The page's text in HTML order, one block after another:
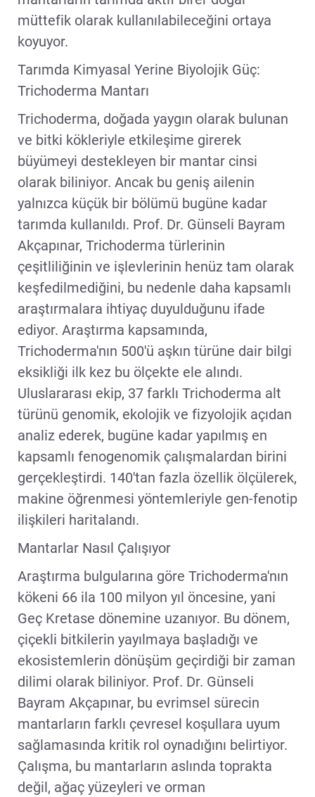
müttefik olarak kullanılabileceğini ortaya
koyuyor.
Tarımda Kimyasal Yerine Biyolojik Güç:
Trichoderma Mantarı
Trichoderma, doğada yaygın olarak bulunan
ve bitki kökleriyle etkileşime girerek
büyümeyi destekleyen bir mantar cinsi
olarak biliniyor. Ancak bu geniş ailenin
yalnızca küçük bir bölümü bugüne kadar
tarımda kullanıldı. Prof. Dr. Günseli Bayram
Akçapınar, Trichoderma türlerinin
çeşitliliğinin ve işlevlerinin henüz tam olarak
keşfedilmediğini, bu nedenle daha kapsamlı
araştırmalara ihtiyaç duyulduğunu ifade
ediyor. Araştırma kapsamında,
Trichoderma'nın 500'ü aşkın türüne dair bilgi
eksikliği ilk kez bu ölçekte ele alındı.
Uluslararası ekip, 37 farklı Trichoderma alt
türünü genomik, ekolojik ve fizyolojik açıdan
analiz ederek, bugüne kadar yapılmış en
kapsamlı fenogenomik çalışmalardan birini
gerçekleştirdi. 140'tan fazla özellik ölçülerek,
makine öğrenmesi yöntemleriyle gen-fenotip
ilişkileri haritalandı.
Mantarlar Nasıl Çalışıyor
Araştırma bulgularına göre Trichoderma'nın
kökeni 66 ila 100 milyon yıl öncesine, yani
Geç Kretase dönemine uzanıyor. Bu dönem,
çiçekli bitkilerin yayılmaya başladığı ve
ekosistemlerin dönüşüm geçirdiği bir zaman
dilimi olarak biliniyor. Prof. Dr. Günseli
Bayram Akçapınar, bu evrimsel sürecin
mantarların farklı çevresel koşullara uyum
sağlamasında kritik rol oynadığını belirtiyor.
Çalışma, bu mantarların aslında toprakta
değil, ağaç yüzeyleri ve orman